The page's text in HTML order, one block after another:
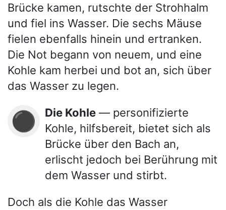
Brücke kamen, rutschte der Strohhalm
und fiel ins Wasser. Die sechs Mäuse
fielen ebenfalls hinein und ertranken.
Die Not begann von neuem, und eine
Kohle kam herbei und bot an, sich über
das Wasser zu legen.
⚫ Die Kohle — personifizierte
Kohle, hilfsbereit, bietet sich als
Brücke über den Bach an,
erlischt jedoch bei Berührung mit
dem Wasser und stirbt.
Doch als die Kohle das Wasser